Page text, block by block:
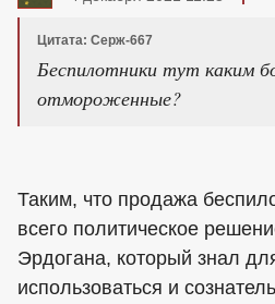
Цитата: Серж-667
Беспилотники тут каким
отмороженные?
Таким, что продажа
всего политическое
Эрдогана, который знал
использоваться и